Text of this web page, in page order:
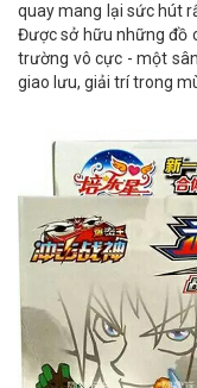
quay mang lại sức hút
Được sở hữu những đồ
trường vô cực - một
giao lưu, giải trí trong